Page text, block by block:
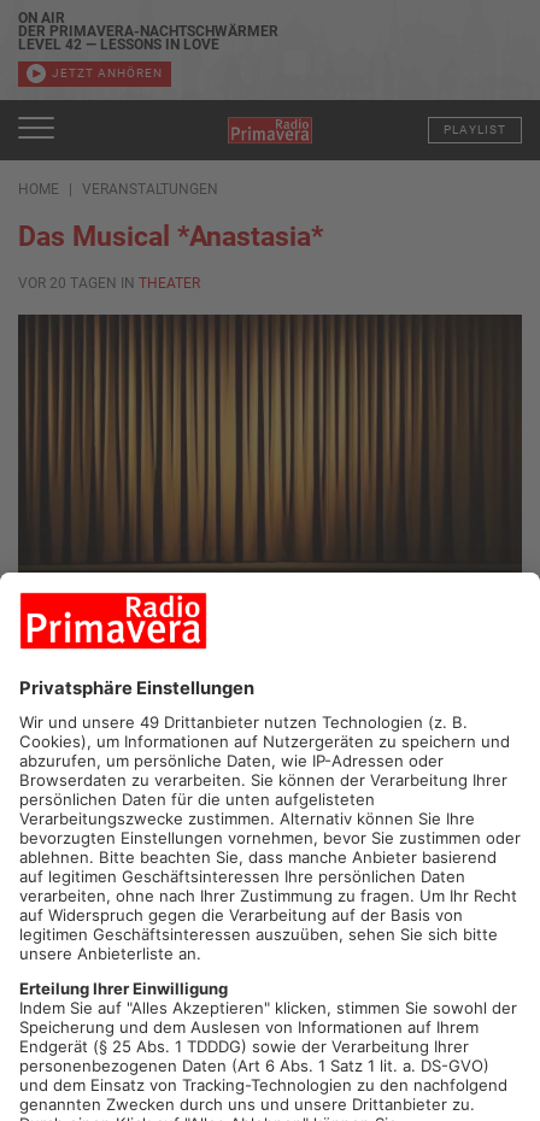
ON AIR
DER PRIMAVERA-NACHTSCHWÄRMER
LEVEL 42 — LESSONS IN LOVE
JETZT ANHÖREN
PLAYLIST
HOME VERANSTALTUNGEN
Das Musical *Anastasia*
VOR 20 TAGEN IN THEATER
Das Musical *Anastasia* erzählt eine geheimnisvolle,
romantische und zugleich spannende Geschichte, die lose auf
der Legende der verschollenen russischen Zarentochter
basiert.
Im Mittelpunkt steht die junge Frau *Anya, die unter
Gedächtnisverlust leidet und nicht weiß, wer sie wirklich ist.
Im Russland nach der Revolution begegnet sie dem
charmanten Betrüger **Dmitri* und seinem Freund *Wlad, die
auf der Suche nach einer Frau sind, die sich als die
verschwundene Großfürstin **Anastasia* ausgeben kann – um
eine Belohnung zu kassieren.
Gemeinsam reisen sie von Sankt Petersburg nach Paris, wo
angeblich Anastasias Großmutter lebt. Auf dieser Reise
beginnt Anya, sich immer mehr an ihre Vergangenheit zu
erinnern. Gleichzeitig entwickelt sich zwischen ihr und Dmitri
eine zarte Liebesgeschichte.